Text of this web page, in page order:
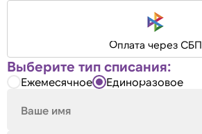
Оплата через СБП
Выберите тип списания:
Ежемесячное Единоразовое